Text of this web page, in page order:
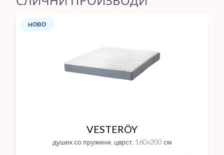
НОВО
VESTERÖY
душек со пружини, цврст, 160x200 см